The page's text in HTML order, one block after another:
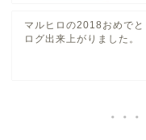
マルヒロの2018おめでと
ログ出来上がりました。